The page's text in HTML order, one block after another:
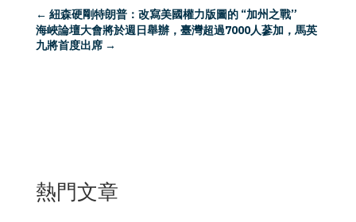
← 紐森硬剛特朗普：改寫美國權力版圖的 “加州之戰”
海峽論壇大會將於週日舉辦，臺灣超過7000人蔘加，馬英
九將首度出席→
熱門文章